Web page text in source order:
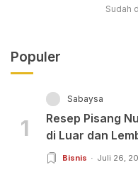
Sudah
Populer
1
Sabaysa
Resep Pisang
di Luar dan
Bisnis Juli 26,